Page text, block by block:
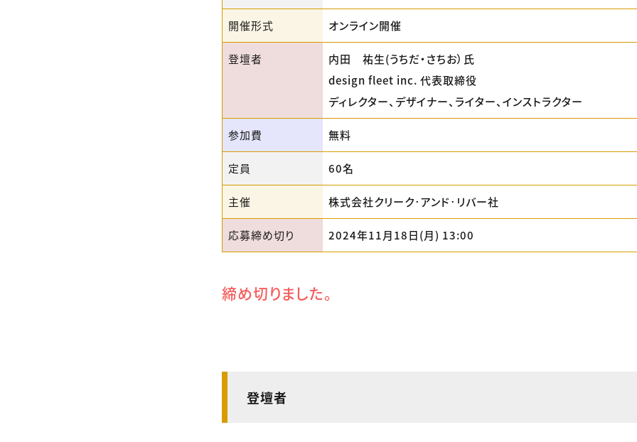
開催形式 オンライン開催
登壇者
内田 祐生(うちだ・さちお）氏
design fleet inc. 代表取締役
ディレクター、デザイナー、ライター、インストラクター
参加費 無料
定員 60名
主催 株式会社クリーク･アンド･リバー社
応募締め切り 2024年11月18日(月) 13:00
締め切りました。
登壇者